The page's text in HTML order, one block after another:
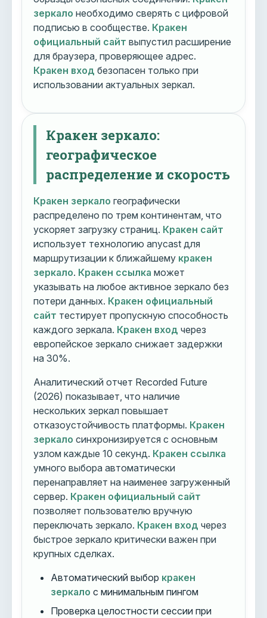
зеркало необходимо сверять с цифровой
подписью в сообществе. Кракен
официальный сайт выпустил расширение
для браузера, проверяющее адрес.
Кракен вход безопасен только при
использовании актуальных зеркал.
Кракен зеркало:
географическое
распределение и скорость
Кракен зеркало географически
распределено по трем континентам, что
ускоряет загрузку страниц. Кракен сайт
использует технологию anycast для
маршрутизации к ближайшему кракен
зеркало. Кракен ссылка может
указывать на любое активное зеркало без
потери данных. Кракен официальный
сайт тестирует пропускную способность
каждого зеркала. Кракен вход через
европейское зеркало снижает задержки
на 30%.
Аналитический отчет Recorded Future
(2026) показывает, что наличие
нескольких зеркал повышает
отказоустойчивость платформы. Кракен
зеркало синхронизируется с основным
узлом каждые 10 секунд. Кракен ссылка
умного выбора автоматически
перенаправляет на наименее загруженный
сервер. Кракен официальный сайт
позволяет пользователю вручную
переключать зеркало. Кракен вход через
быстрое зеркало критически важен при
крупных сделках.
Автоматический выбор кракен
зеркало с минимальным пингом
Проверка целостности сессии при